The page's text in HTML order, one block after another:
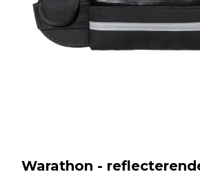
Warathon -